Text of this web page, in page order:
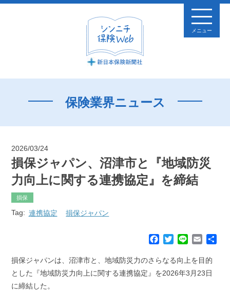
メニュー
保険業界ニュース
2026/03/24
損保ジャパン、沼津市と『地域防災
力向上に関する連携協定』を締結
損保
Tag: 連携協定 損保ジャパン
c
e
b
T
i
t
n
e
E
a
i
損保ジャパンは、沼津市と、地域防災力のさらなる向上を目的
とした『地域防災力向上に関する連携協定』を2026年3月23日
に締結した。